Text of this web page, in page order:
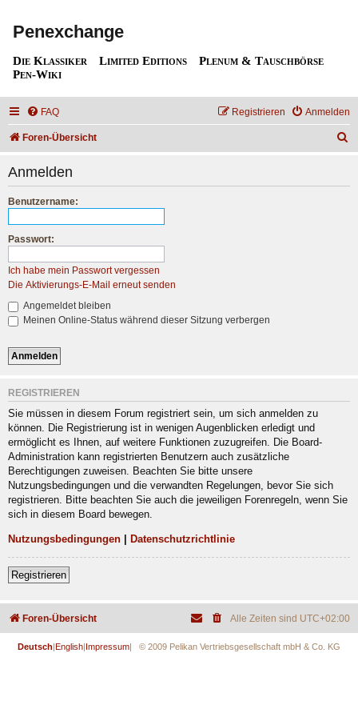
Penexchange
Die Klassiker Limited Editions
Plenum & Tauschbörse
Pen-Wiki
FAQ Anmelden
Registrieren
Foren-Übersicht
Anmelden
Benutzername:
Passwort:
Ich habe mein Passwort vergessen
Die Aktivierungs-E-Mail erneut senden
Angemeldet bleiben
Meinen Online-Status während dieser Sitzung verbergen
REGISTRIEREN
Sie müssen in diesem Forum registriert sein, um sich anmelden zu
können. Die Registrierung ist in wenigen Augenblicken erledigt und
ermöglicht es Ihnen, auf weitere Funktionen zuzugreifen. Die Board-
Administration kann registrierten Benutzern auch zusätzliche
Berechtigungen zuweisen. Beachten Sie bitte unsere
Nutzungsbedingungen und die verwandten Regelungen, bevor Sie sich
registrieren. Bitte beachten Sie auch die jeweiligen Forenregeln, wenn Sie
sich in diesem Board bewegen.
Nutzungsbedingungen Datenschutzrichtlinie
Registrieren
Foren-Übersicht Alle Zeiten sind UTC+02:00
Deutsch English Impressum | © 2009 Pelikan Vertriebsgesellschaft mbH & Co. KG